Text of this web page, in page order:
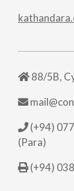
88/5B,
(+94)
(Para)
(+94)